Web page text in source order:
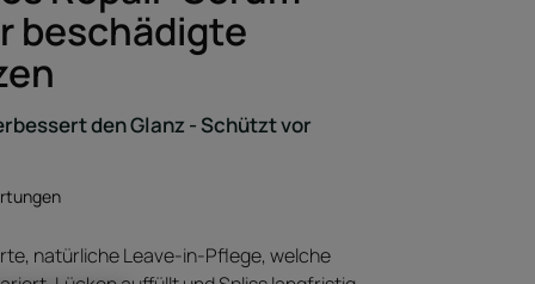
beschädigte
den Glanz - Schützt vor
natürliche Leave-in-Pflege, welche